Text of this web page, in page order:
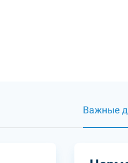
Важные